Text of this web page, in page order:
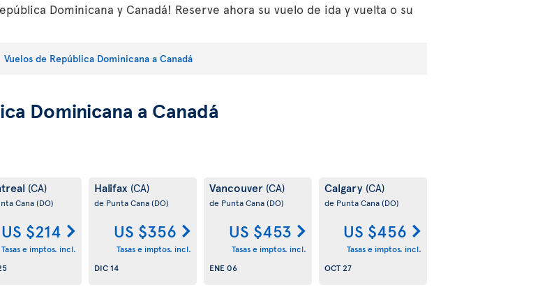
Dominicana y Canadá! Reserve ahora su vuelo de ida y vuelta o su
Vuelos de República Dominicana a Canadá
Dominicana a Canadá
(CA)
Cana(DO)
US $214
Tasas e imptos. incl.
Halifax (CA)
de Punta Cana(DO)
US $356
Tasas e imptos. incl.
DIC 14
Vancouver (CA)
de Punta Cana(DO)
US $453
Tasas e imptos. incl.
ENE 06
Calgary (CA)
de Punta Cana(DO)
US $456
Tasas e imptos. incl.
OCT 27